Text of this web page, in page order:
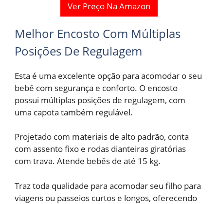
Ver Preço Na Amazon
Melhor Encosto Com Múltiplas
Posições De Regulagem
Esta é uma excelente opção para acomodar o seu
bebê com segurança e conforto. O encosto
possui múltiplas posições de regulagem, com
uma capota também regulável.
Projetado com materiais de alto padrão, conta
com assento fixo e rodas dianteiras giratórias
com trava. Atende bebês de até 15 kg.
Traz toda qualidade para acomodar seu filho para
viagens ou passeios curtos e longos, oferecendo